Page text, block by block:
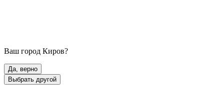
Ваш город Киров?
Да, верно
Выбрать другой